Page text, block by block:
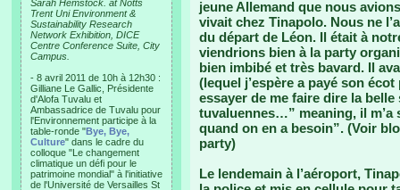
Sarah Hemstock. at Notts
Trent Uni Environment &
Sustainability Research
Network Exhibition, DICE
Centre Conference Suite, City
Campus.
- 8 avril 2011 de 10h à 12h30 :
Gilliane Le Gallic, Présidente
d'Alofa Tuvalu et
Ambassadrice de Tuvalu pour
l'Environnement participe à la
table-ronde "Bye, Bye,
Culture" dans le cadre du
colloque "Le changement
climatique un défi pour le
patrimoine mondial" à l'initiative
de l'Université de Versailles St
jeune Allemand que nous
vivait chez Tinapolo. Nous ne
du départ de Léon. Il était à
viendrions bien à la party
bien imbibé et très bavard. Il
(lequel j’espère a payé son
essayer de me faire dire la
tuvaluennes…” meaning, il m’a
quand on en a besoin”. (Voir
party)
Le lendemain à l’aéroport,